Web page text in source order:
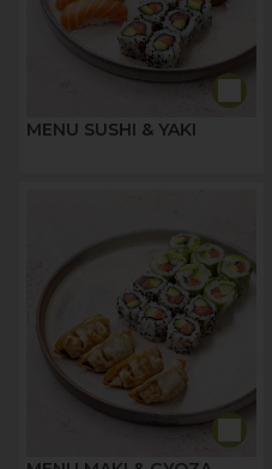
MENU SUSHI & YAKI